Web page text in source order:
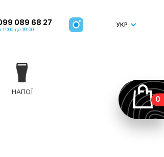
089 68 27
11:00 до 19:00
УКР
0
НАПОЇ